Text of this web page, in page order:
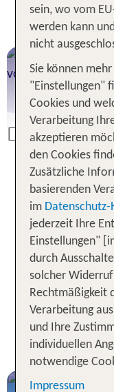
Previous
Florida
Erlebe den
Wenn es das
irgendwo auf
gesäumte
Sonnenschein
türkisblaues
werden auch in
sein, wo vom
werden kann
nicht
Sie können
"Einstellungen"
Cookies und
Verarbeitung
akzeptieren
den Cookies
Zusätzliche
basierenden
im Datenschutz-
jederzeit Ihre
Einstellungen"
durch
solcher
Rechtmäßigkeit
Verarbeitung
und Ihre
individuellen
notwendige
Impressum